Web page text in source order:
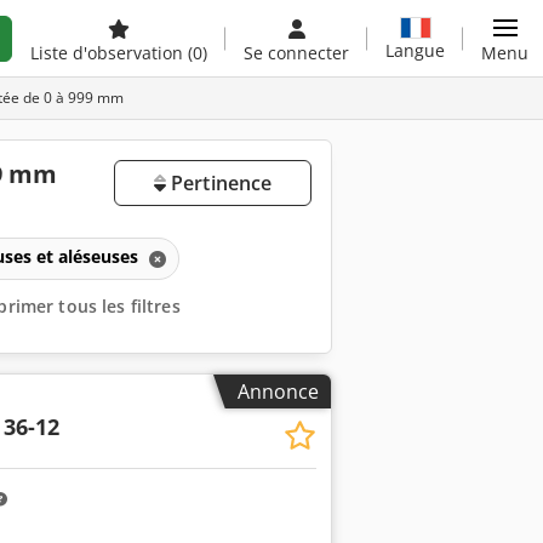
Liste d'observation (0) Se connecter Langue Menu
de 0 à 999 mm
mm Pertinence
et aléseuses
tous les filtres
Annonce
36-12